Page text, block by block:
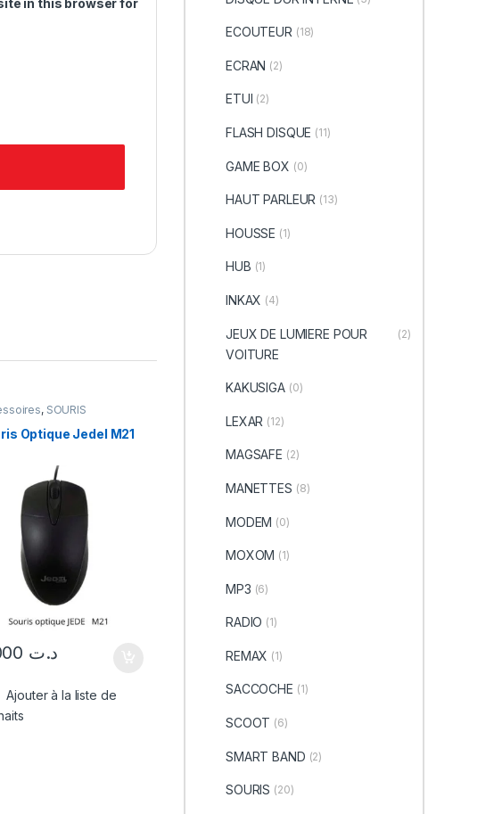
in this browser for
, SOURIS
Optique Jedel M21
د.ت
Ajouter à la liste de
ECOUTEUR (18)
ECRAN (2)
ETUI (2)
FLASH DISQUE (11)
GAME BOX (0)
HAUT PARLEUR (13)
HOUSSE (1)
HUB (1)
INKAX (4)
JEUX DE LUMIERE POUR
VOITURE
(2)
KAKUSIGA (0)
LEXAR (12)
MAGSAFE (2)
MANETTES (8)
MODEM (0)
MOXOM (1)
MP3 (6)
RADIO (1)
REMAX (1)
SACCOCHE (1)
SCOOT (6)
SMART BAND (2)
SOURIS (20)